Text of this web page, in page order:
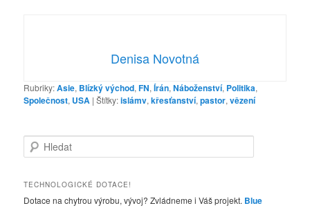
Denisa Novotná
Rubriky:Asie, Blízký východ,FN,Írán,Náboženství, Politika,
Společnost, USA |Štítky:islámv,křesťanství,pastor,vězení
l
d
TECHNOLOGICKÉ DOTACE!
Dotace na chytrou výrobu, vývoj? Zvládneme i Váš projekt. Blue